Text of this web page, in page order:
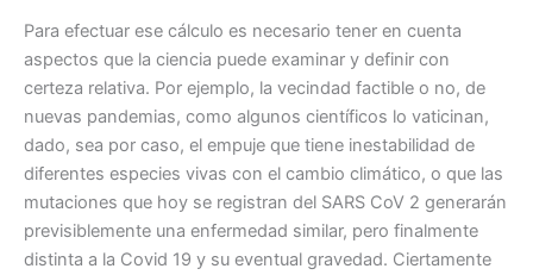
Para efectuar ese cálculo es necesario tener en cuenta
aspectos que la ciencia puede examinar y definir con
certeza relativa. Por ejemplo, la vecindad factible o no, de
nuevas pandemias, como algunos científicos lo vaticinan,
dado, sea por caso, el empuje que tiene inestabilidad de
diferentes especies vivas con el cambio climático, o que las
mutaciones que hoy se registran del SARS CoV 2 generarán
previsiblemente una enfermedad similar, pero finalmente
distinta a la Covid 19 y su eventual gravedad. Ciertamente